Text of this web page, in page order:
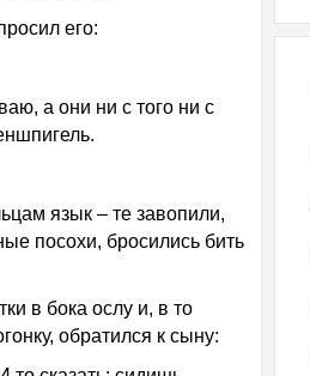
его:
а они ни с того ни с
язык – те завопили,
посохи, бросились бить
в бока ослу и, в то
обратился к сыну: